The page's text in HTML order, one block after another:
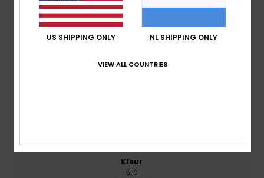
Comfort
Prijs-kwaliteitverhouding
Kleur
5.0
US SHIPPING ONLY NL SHIPPING ONLY
VIEW ALL COUNTRIES